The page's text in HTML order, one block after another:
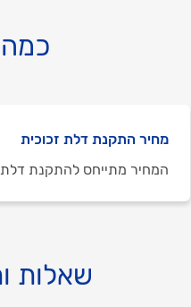
מחיר התקנת דלת זכוכית
המחיר מתייחס להתקנת
שאלות